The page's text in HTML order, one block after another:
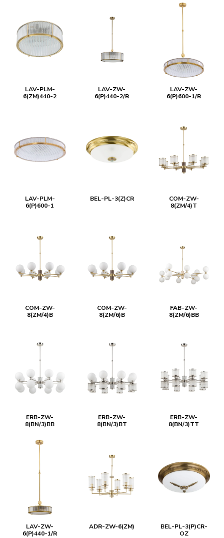
LAV-PLM-
6(ZM)440-2
LAV-ZW-
6(P)440-2/R
LAV-ZW-
6(P)600-1/R
LAV-PLM-
6(P)600-1
BEL-PL-3(Z)CR
COM-ZW-
8(ZM/4)T
COM-ZW-
8(ZM/4)B
COM-ZW-
8(ZM/6)B
FAB-ZW-
8(ZM/6)BB
ERB-ZW-
8(BN/3)BB
ERB-ZW-
8(BN/3)BT
ERB-ZW-
8(BN/3)TT
LAV-ZW-
6(P)440-1/R
ADR-ZW-6(ZM)
BEL-PL-3(P)CR-
OZ